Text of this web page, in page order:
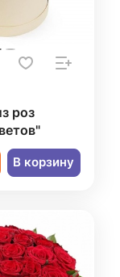
роз
В корзину